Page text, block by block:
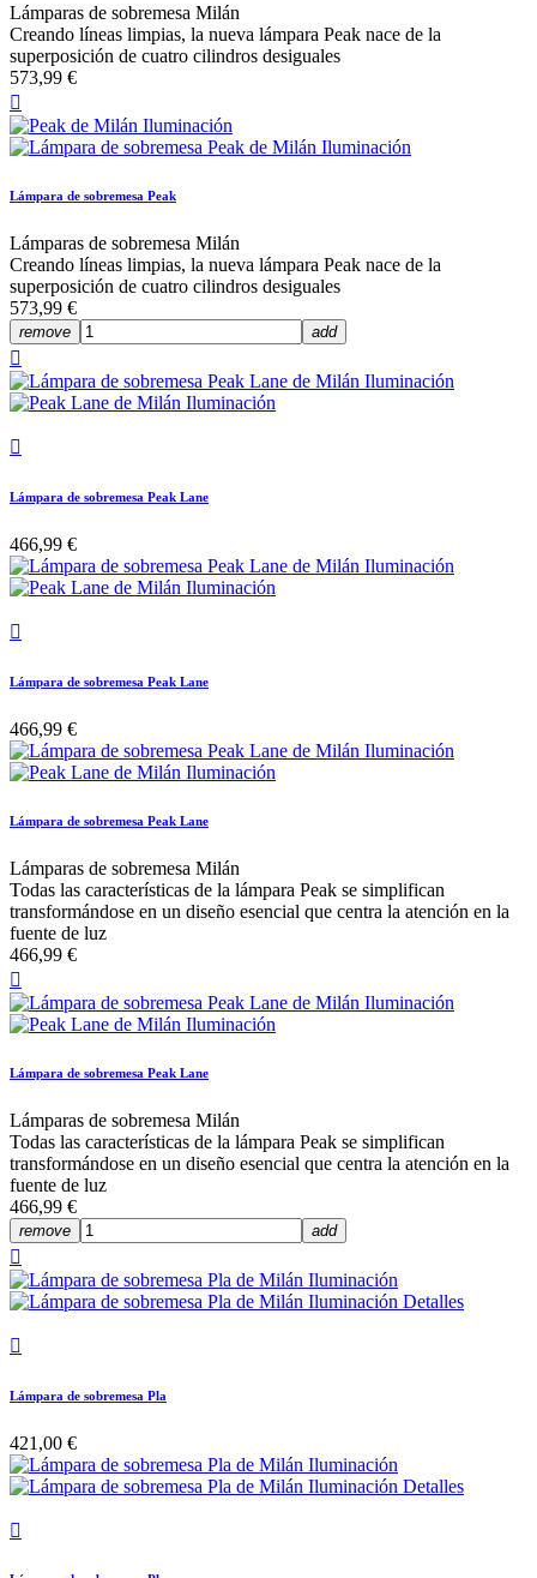
Lámparas de sobremesa Milán
Creando líneas limpias, la nueva lámpara Peak nace de la
superposición de cuatro cilindros desiguales
573,99 €

Lámpara de sobremesa Peak
Lámparas de sobremesa Milán
Creando líneas limpias, la nueva lámpara Peak nace de la
superposición de cuatro cilindros desiguales
573,99 €
remove add


Lámpara de sobremesa Peak Lane
466,99 €

Lámpara de sobremesa Peak Lane
466,99 €
Lámpara de sobremesa Peak Lane
Lámparas de sobremesa Milán
Todas las características de la lámpara Peak se simplifican
transformándose en un diseño esencial que centra la atención en la
fuente de luz
466,99 €

Lámpara de sobremesa Peak Lane
Lámparas de sobremesa Milán
Todas las características de la lámpara Peak se simplifican
transformándose en un diseño esencial que centra la atención en la
fuente de luz
466,99 €
remove add


Lámpara de sobremesa Pla
421,00 €
